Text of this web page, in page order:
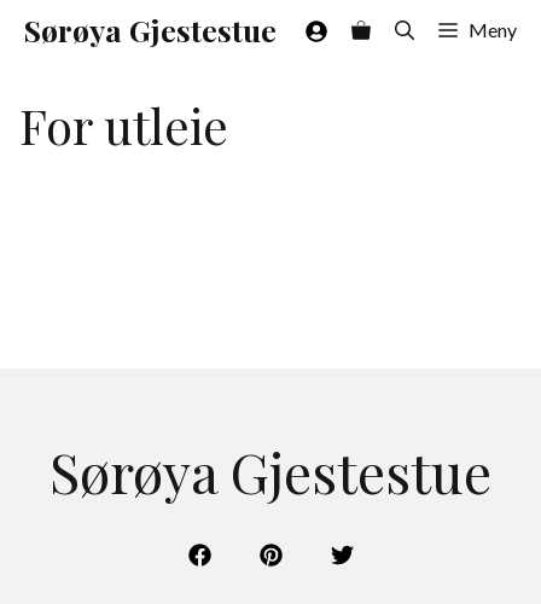
HoppSørøya Gjestestue Meny
For utleie
Sørøya Gjestestue